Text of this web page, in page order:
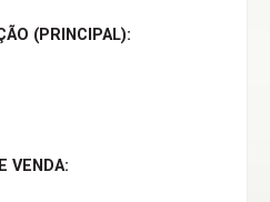
(PRINCIPAL):
VENDA: